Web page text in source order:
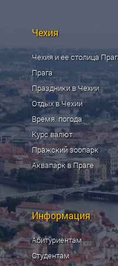
Чехия
Чехия и ее столица
Прага
Праздники в Чехии
Отдых в Чехии
Время. погода
Курс валют
Пражский зоопарк
Аквапарк в Праге
Информация
Абитуриентам
Студентам